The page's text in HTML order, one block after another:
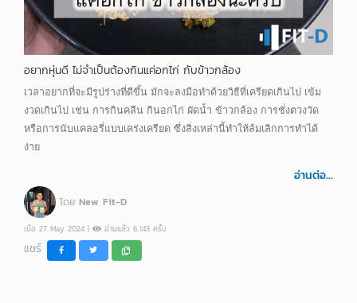
อยากหุ่นดี ไม่จำเป็นต้องกินแค่อกไก่ กับข้าวกล้อง
เวลาอยากที่จะมีรูปร่างที่ดีขึ้น มักจะลงมือทำด้วยวิธีที่เครียดเกินไป เข้ม
งวดเกินไป เช่น การกินคลีน กินอกไก่ ผัดน้ำ ข้าวกล้อง การชั่งตวงวัด
หรือการนับแคลอรี่แบบเคร่งเครียด ซึ่งสิ่งเหล่านี้ทำให้ล้มเลิกการทำได้
ง่าย
อ่านต่อ...
โดย New Fit-D
เมื่อ 27 May 2024 | อ่านแล้ว 6,143 ครั้ง
แชร์